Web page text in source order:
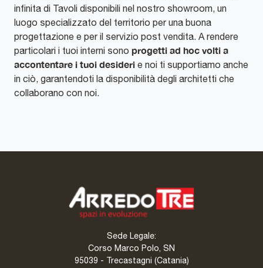
infinita di Tavoli disponibili nel nostro showroom, un
luogo specializzato del territorio per una buona
progettazione e per il servizio post vendita. A rendere
particolari i tuoi interni sono progetti ad hoc volti a
accontentare i tuoi desideri e noi ti supportiamo anche
in ciò, garantendoti la disponibilità degli architetti che
collaborano con noi.
Sede Legale:
Corso Marco Polo, SN
95039 - Trecastagni (Catania)